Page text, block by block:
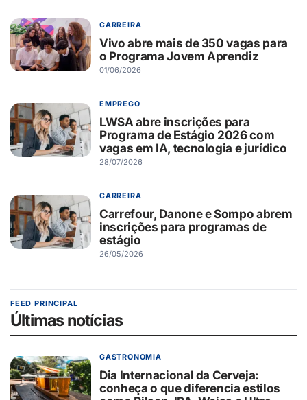
CARREIRA
Vivo abre mais de 350 vagas para
o Programa Jovem Aprendiz
01/06/2026
EMPREGO
LWSA abre inscrições para
Programa de Estágio 2026 com
vagas em IA, tecnologia e jurídico
28/07/2026
CARREIRA
Carrefour, Danone e Sompo abrem
inscrições para programas de
estágio
26/05/2026
FEED PRINCIPAL
Últimas notícias
GASTRONOMIA
Dia Internacional da Cerveja:
conheça o que diferencia estilos